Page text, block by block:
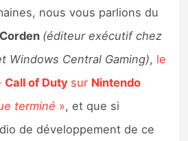
nous vous parlions du
(éditeur exécutif chez
Windows Central Gaming), le
Call of Duty sur Nintendo
terminé », et que si
de développement de ce